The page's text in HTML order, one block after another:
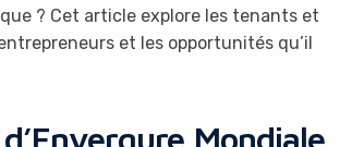
? Cet article explore les tenants et
et les opportunités qu’il
Mondiale